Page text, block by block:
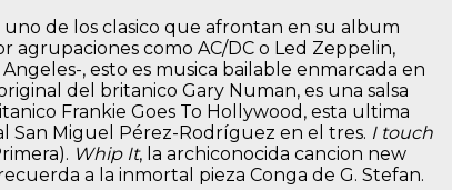
de los clasico que afrontan en su album
agrupaciones como AC/DC o Led Zeppelin,
, esto es musica bailable enmarcada en
del britanico Gary Numan, es una salsa
Frankie Goes To Hollywood, esta ultima
San Miguel Pérez-Rodríguez en el tres. I touch
Whip It, la archiconocida cancion new
a la inmortal pieza Conga de G. Stefan.